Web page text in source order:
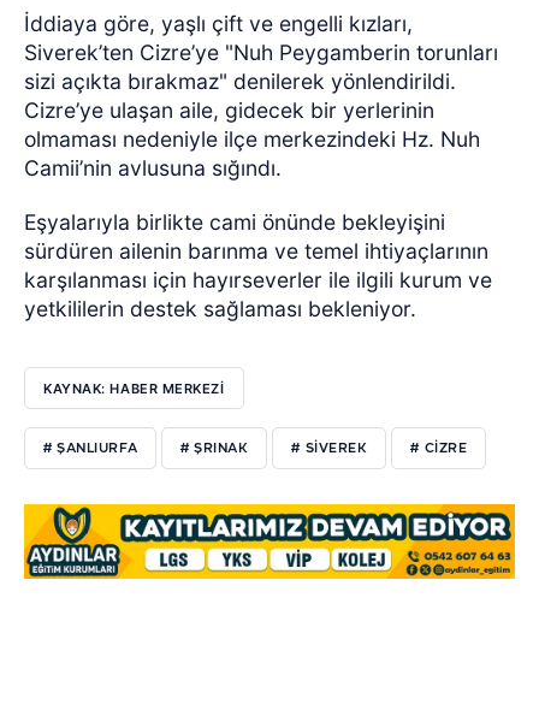
İddiaya göre, yaşlı çift ve engelli kızları,
Siverek’ten Cizre’ye "Nuh Peygamberin torunları
sizi açıkta bırakmaz" denilerek yönlendirildi.
Cizre’ye ulaşan aile, gidecek bir yerlerinin
olmaması nedeniyle ilçe merkezindeki Hz. Nuh
Camii’nin avlusuna sığındı.
Eşyalarıyla birlikte cami önünde bekleyişini
sürdüren ailenin barınma ve temel ihtiyaçlarının
karşılanması için hayırseverler ile ilgili kurum ve
yetkililerin destek sağlaması bekleniyor.
KAYNAK: HABER MERKEZİ
# ŞANLIURFA # ŞRINAK # SIVEREK # CIZRE